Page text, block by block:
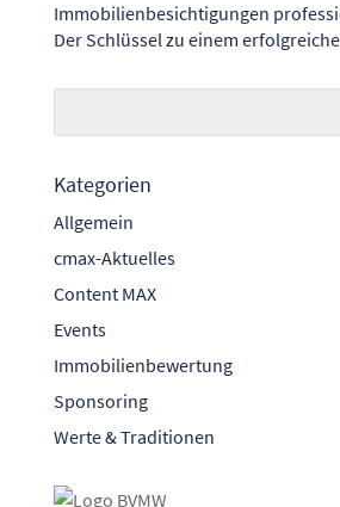
Immobilienbesichtigungen
Der Schlüssel zu einem
Kategorien
Allgemein
cmax-Aktuelles
Content MAX
Events
Immobilienbewertung
Sponsoring
Werte & Traditionen